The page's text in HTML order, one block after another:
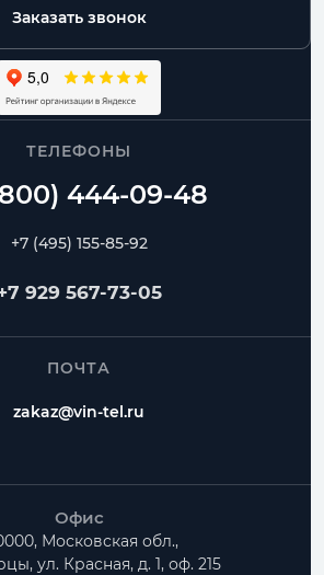
Заказать звонок
ТЕЛЕФОНЫ
+7 (495) 155-85-92
929 567-73-05
ПОЧТА
zakaz@vin-tel.ru
Офис
Московская обл.,
ул. Красная, д. 1, оф. 215